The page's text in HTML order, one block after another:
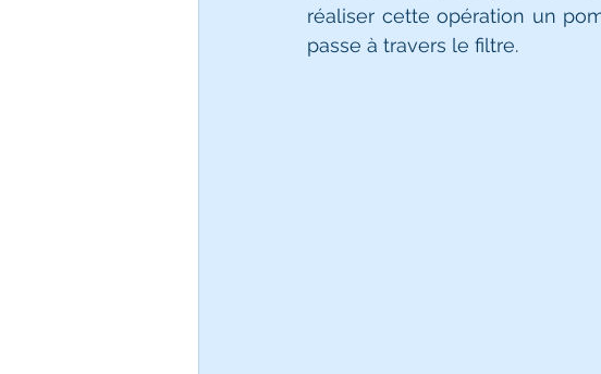
réaliser cette opération un
passe à travers le filtre.